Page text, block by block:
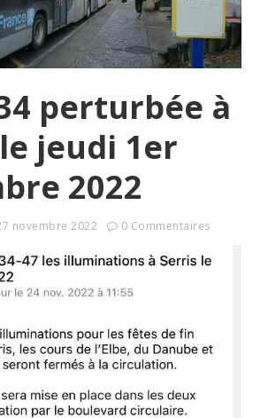
perturbée à
jeudi 1er
2022
novembre 2022 0 Commentaires